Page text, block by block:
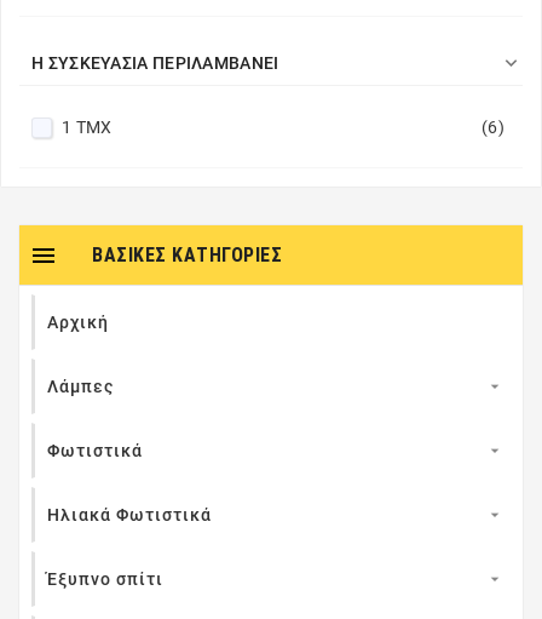
Η ΣΥΣΚΕΥΑΣΊΑ ΠΕΡΙΛΑΜΒΆΝΕΙ 
1 ΤΜΧ (6)
ΒΑΣΙΚΈΣ ΚΑΤΗΓΟΡΊΕΣ

Αρχική
Λάμπες 
Φωτιστικά 
Ηλιακά Φωτιστικά 
Έξυπνο σπίτι 